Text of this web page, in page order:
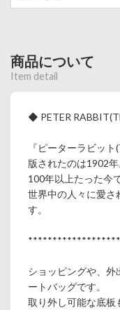
商品について
Item detail
◆ PETER
『ピーターラビッ
版されたのは1902年
100年以上たった今
世界中の人々に愛さ
す。
ショッピングや、外
ートバッグです。
取り外し可能な底板